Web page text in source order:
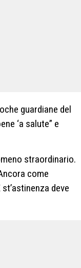
guardiane del
‘a salute” e
straordinario.
come
deve